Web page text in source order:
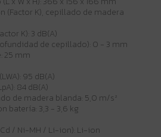
(Factor K), cepillado de madera
K): 3 dB(A)
de cepillado): 0 - 3 mm
25 mm
95 dB(A)
84 dB(A)
de madera blanda: 5,0 m/s²
batería: 3,3 - 3,6 kg
/ Ni-MH / Li-ion): Li-ion